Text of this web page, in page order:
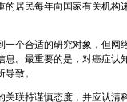
居民每年向国家有关机构
个合适的研究对象，但
。最重要的是，对癌症
致。
联持谨慎态度，并应认清